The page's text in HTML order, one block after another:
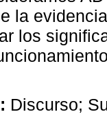
la
los
Discurso;